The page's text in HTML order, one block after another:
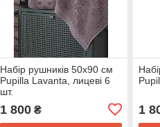
Набір рушників 50х90 см
Pupilla Lavanta, лицеві 6
шт.
1 800₴ 1